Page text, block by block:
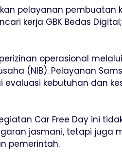
pelayanan pembuatan
kerja GBK Bedas
operasional
(NIB). Pelayanan
evaluasi kebutuhan dan
Car Free Day ini
jasmani, tetapi juga
pemerintah.